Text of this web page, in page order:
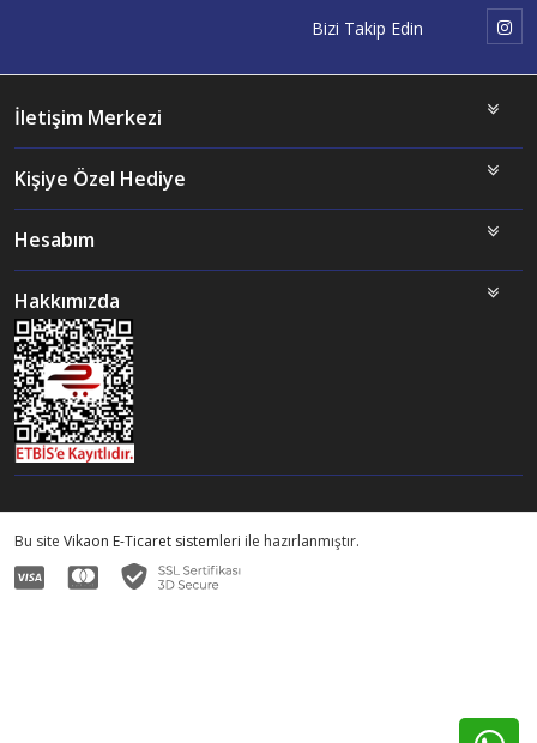
Bizi Takip Edin
İletişim Merkezi
Kişiye Özel Hediye
Hesabım
Hakkımızda
Bu site Vikaon E-Ticaret sistemleri ile hazırlanmıştır.